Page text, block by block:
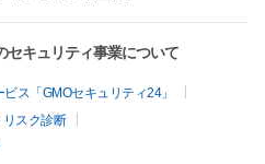
セキュリティ事業について
ス「GMOセキュリティ24」
スク診断